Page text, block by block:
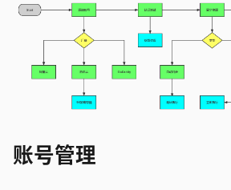
账号管理